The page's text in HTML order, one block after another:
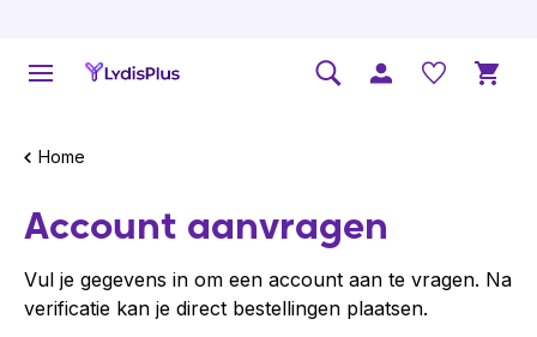
Home
Account aanvragen
Vul je gegevens in om een account aan te vragen. Na
verificatie kan je direct bestellingen plaatsen.